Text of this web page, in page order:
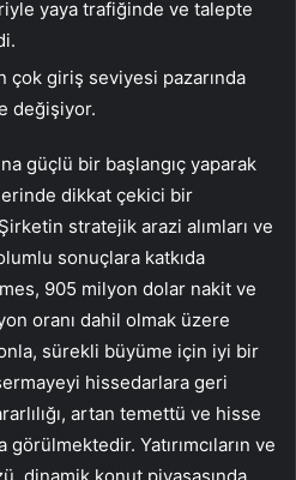
yaya trafiğinde ve talepte
çok giriş seviyesi pazarında
değişiyor.
güçlü bir başlangıç yaparak
dikkat çekici bir
stratejik arazi alımları ve
sonuçlara katkıda
905 milyon dolar nakit ve
oranı dahil olmak üzere
sürekli büyüme için iyi bir
hissedarlara geri
artan temettü ve hisse
görülmektedir. Yatırımcıların ve